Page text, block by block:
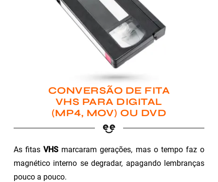
CONVERSÃO DE FITA
VHS PARA DIGITAL
(MP4, MOV) OU DVD
As fitasVHS marcaram gerações, mas o tempo faz o
magnético interno se degradar, apagando lembranças
pouco a pouco.